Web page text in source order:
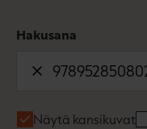
Hakusana
Näytä kansikuvat